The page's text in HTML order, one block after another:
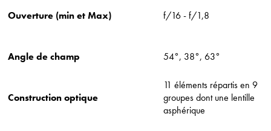
Ouverture (min et Max) f/16 - f/1,8
Angle de champ 54°, 38°, 63°
Construction optique
11 éléments répartis en 9
groupes dont une lentille
asphérique